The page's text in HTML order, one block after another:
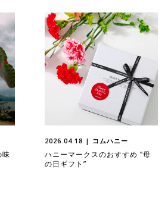
味
2026.04.18 | コムハニー
ハニーマークスのおすすめ ”母
の日ギフト”